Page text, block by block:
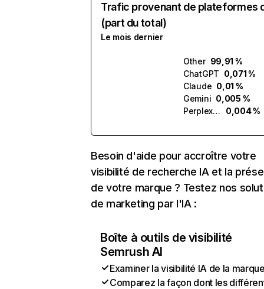
Trafic provenant de plateformes
(part du total)
Le mois dernier
Other 99,91 %
ChatGPT 0,071 %
Claude 0,01 %
Gemini 0,005 %
Perplexity
0,004 %
Besoin d'aide pour accroître votre
visibilité de recherche IA et la
de votre marque ? Testez nos
de marketing par l'IA :
Boîte à outils de visibilité
Semrush AI
Examiner la visibilité IA de la
Comparez la façon dont les